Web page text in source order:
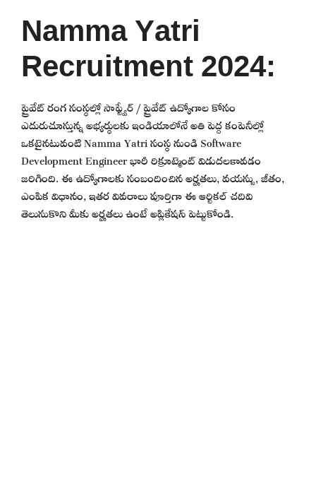
Namma Yatri
Recruitment 2024:
ప్రైవేట్ రంగ సంస్థల్లో సాఫ్ట్వేర్ / ప్రైవేట్ ఉద్యోగాల కోసం
ఎదురుచూస్తున్న అభ్యర్థులకు ఇండియాలోనే అతి పెద్ద కంపెనీల్లో
ఒకటైనటువంటి Namma Yatri సంస్థ నుండి Software
Development Engineer భారీ రిక్రూట్మెంట్ విడుదలకావడం
జరిగింది. ఈ ఉద్యోగాలకు సంబందించిన అర్హతలు, వయస్సు, జీతం,
ఎంపిక విధానం, ఇతర వివరాలు పూర్తిగా ఈ ఆర్టికల్ చదివి
తెలుసుకొని మీకు అర్హతలు ఉంటే అప్లికేషన్ పెట్టుకోండి.